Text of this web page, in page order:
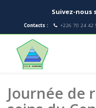
Suivez-nous
Contacts : +226 70 24 42
Journée de